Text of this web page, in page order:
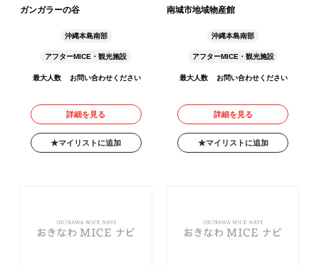
ガンガラーの谷
沖縄本島南部
アフターMICE・観光施設
最大人数 お問い合わせください
詳細を見る
マイリストに追加
南城市地域物産館
沖縄本島南部
アフターMICE・観光施設
最大人数 お問い合わせください
詳細を見る
マイリストに追加